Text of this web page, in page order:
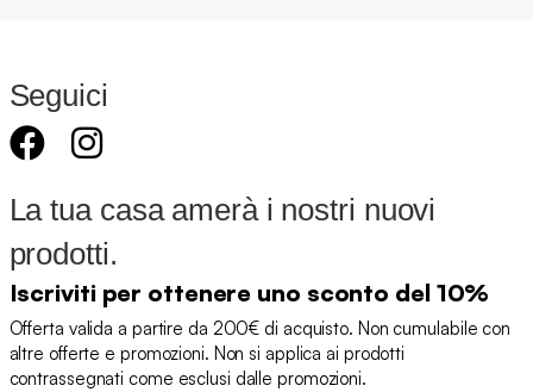
Seguici
La tua casa amerà i nostri nuovi
prodotti.
Iscriviti per ottenere uno sconto del 10%
Offerta valida a partire da 200€ di acquisto. Non cumulabile con
altre offerte e promozioni. Non si applica ai prodotti
contrassegnati come esclusi dalle promozioni.